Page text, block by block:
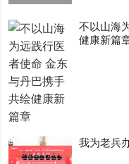
不以山海
健康新篇
我为老兵